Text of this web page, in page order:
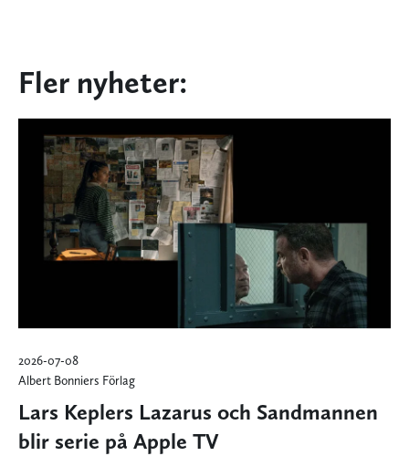
Fler nyheter:
2026-07-08
Albert Bonniers Förlag
Lars Keplers Lazarus och Sandmannen
blir serie på Apple TV